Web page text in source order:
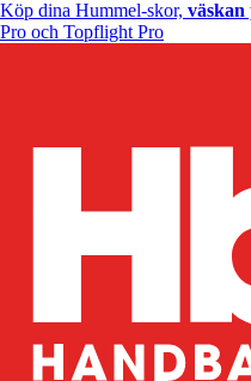
Köp dina Hummel-skor, väskan
Pro och Topflight Pro